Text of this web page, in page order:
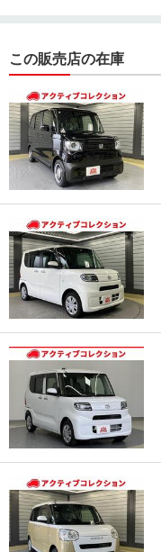
この販売店の在庫